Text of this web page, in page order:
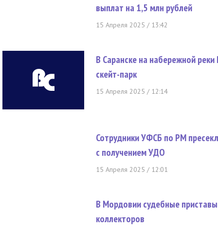
выплат на 1,5 млн рублей
15 Апреля 2025 / 13:42
В Саранске на набережной
скейт-парк
15 Апреля 2025 / 12:14
Сотрудники УФСБ по РМ
с получением УДО
15 Апреля 2025 / 12:01
В Мордовии судебные
коллекторов